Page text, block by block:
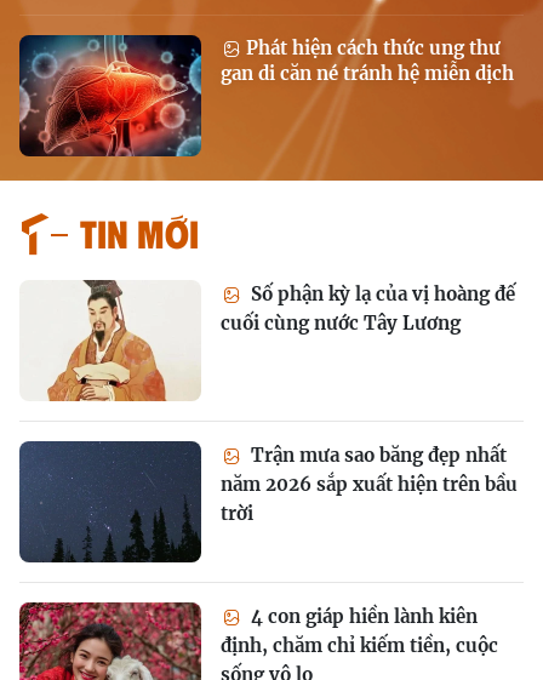
Phát hiện cách thức ung thư
gan di căn né tránh hệ miễn dịch
Tin mới
Số phận kỳ lạ của vị hoàng đế
cuối cùng nước Tây Lương
Trận mưa sao băng đẹp nhất
năm 2026 sắp xuất hiện trên bầu
trời
4 con giáp hiền lành kiên
định, chăm chỉ kiếm tiền, cuộc
sống vô lo